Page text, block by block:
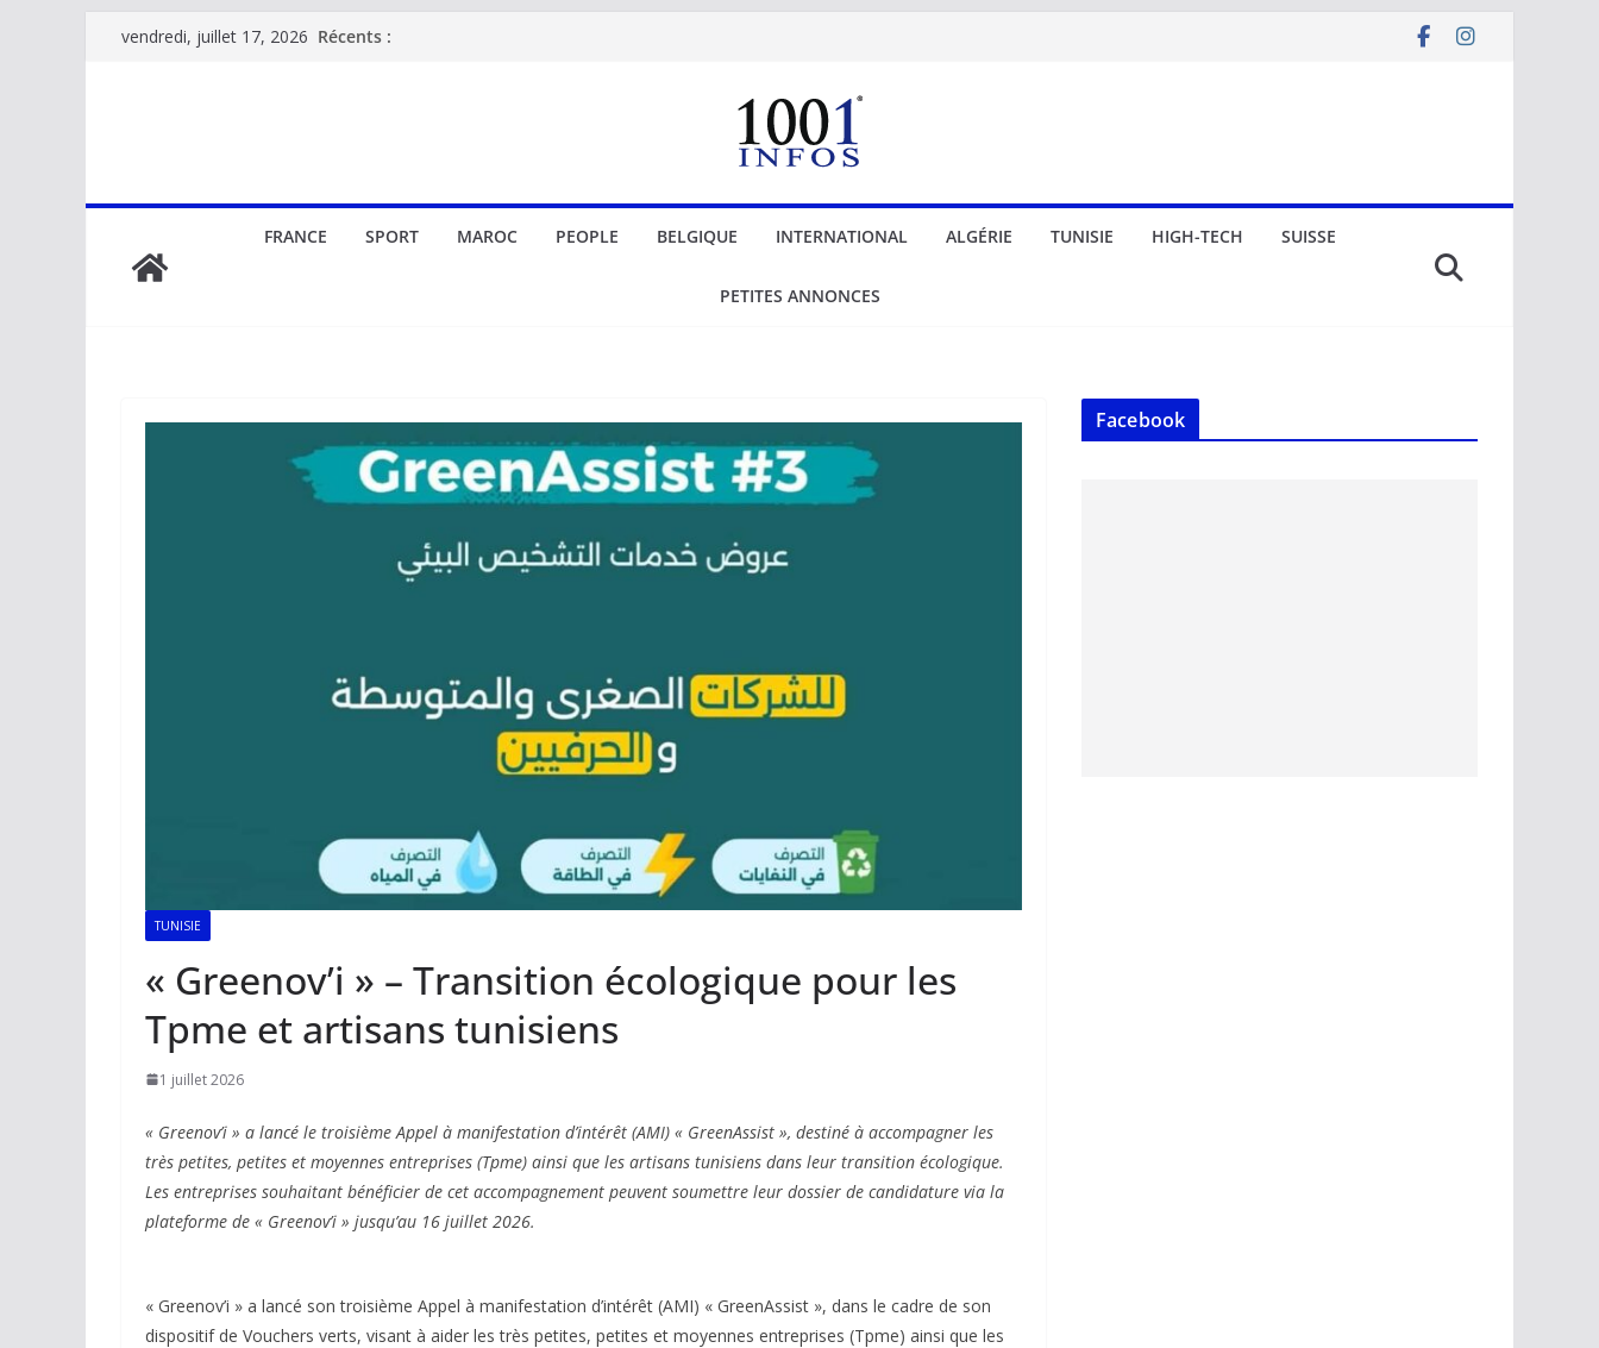
Passervendredi, juillet 17, 2026 Récents :
FRANCE SPORT MAROC PEOPLE BELGIQUE INTERNATIONAL ALGÉRIE TUNISIE HIGH-TECH SUISSE
PETITES ANNONCES
TUNISIE
« Greenov’i » – Transition écologique pour les
Tpme et artisans tunisiens
1 juillet 2026
« Greenov’i » a lancé le troisième Appel à manifestation d’intérêt (AMI) « GreenAssist », destiné à accompagner les
très petites, petites et moyennes entreprises (Tpme) ainsi que les artisans tunisiens dans leur transition écologique.
Les entreprises souhaitant bénéficier de cet accompagnement peuvent soumettre leur dossier de candidature via la
plateforme de « Greenov’i » jusqu’au 16 juillet 2026.
« Greenov’i » a lancé son troisième Appel à manifestation d’intérêt (AMI) « GreenAssist », dans le cadre de son
dispositif de Vouchers verts, visant à aider les très petites, petites et moyennes entreprises (Tpme) ainsi que les
Facebook